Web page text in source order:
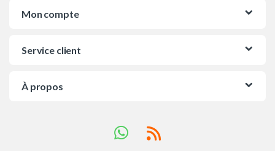
Mon compte
Service client
À propos